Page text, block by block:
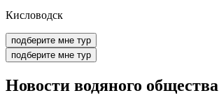
Кисловодск
подберите мне тур
подберите мне тур
Новости водяного общества